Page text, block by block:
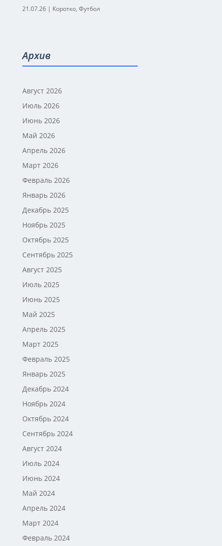
21.07.26| Коротко, Футбол
Архив
Август 2026
Июль 2026
Июнь 2026
Май 2026
Апрель 2026
Март 2026
Февраль 2026
Январь 2026
Декабрь 2025
Ноябрь 2025
Октябрь 2025
Сентябрь 2025
Август 2025
Июль 2025
Июнь 2025
Май 2025
Апрель 2025
Март 2025
Февраль 2025
Январь 2025
Декабрь 2024
Ноябрь 2024
Октябрь 2024
Сентябрь 2024
Август 2024
Июль 2024
Июнь 2024
Май 2024
Апрель 2024
Март 2024
Февраль 2024